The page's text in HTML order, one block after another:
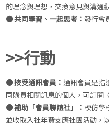
的理念與理想，交換意見與溝通
● 共同學習、一起思考： 發行會
>>行動
● 接受通訊會員： 通訊會員是指
同購買相關訊息的個人，可訂閱
● 補助「會員聯誼社」： 模仿學
並收取入社年費支應社團活動，